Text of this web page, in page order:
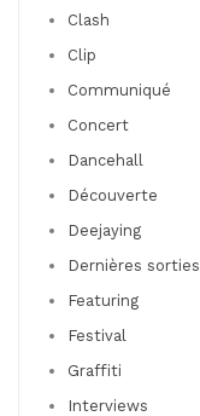
Clash
Clip
Communiqué
Concert
Dancehall
Découverte
Deejaying
Dernières sorties
Featuring
Festival
Graffiti
Interviews